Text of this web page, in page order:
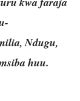
Ndugu,
huu.